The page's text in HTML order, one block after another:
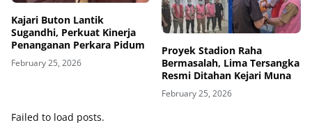
Kajari Buton Lantik
Sugandhi, Perkuat Kinerja
Penanganan Perkara Pidum
February 25, 2026
Proyek Stadion Raha
Bermasalah, Lima Tersangka
Resmi Ditahan Kejari Muna
February 25, 2026
Failed to load posts.